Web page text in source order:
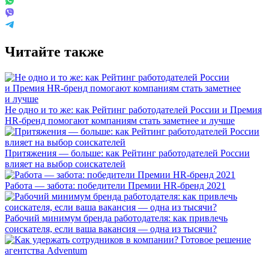
Читайте также
Не одно и то же: как Рейтинг работодателей России и Премия
HR-бренд помогают компаниям стать заметнее и лучше
Притяжения — больше: как Рейтинг работодателей России
влияет на выбор соискателей
Работа — забота: победители Премии HR-бренд 2021
Рабочий минимум бренда работодателя: как привлечь
соискателя, если ваша вакансия — одна из тысячи?